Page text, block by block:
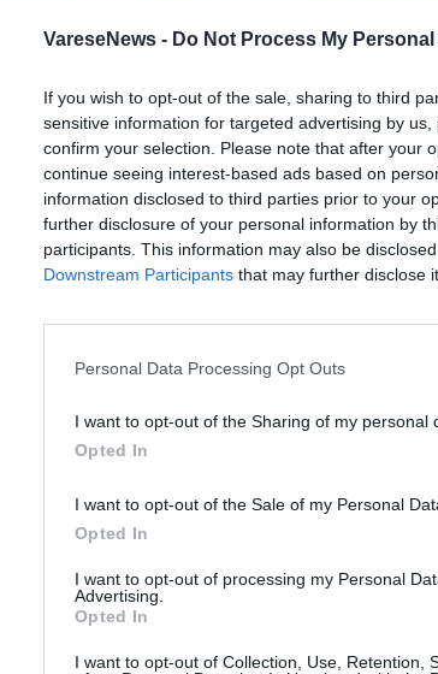
VareseNews - Do Not Process My
If you wish to opt-out of the sale, sharing to third
sensitive information for targeted advertising by
confirm your selection. Please note that after your
continue seeing interest-based ads based on
information disclosed to third parties prior to your
further disclosure of your personal information by
participants. This information may also be
Downstream Participants that may further disclose
Personal Data Processing Opt Outs
I want to opt-out of the Sharing of my personal
Opted In
I want to opt-out of the Sale of my Personal
Opted In
I want to opt-out of processing my Personal
Advertising.
Opted In
I want to opt-out of Collection, Use, Retention,